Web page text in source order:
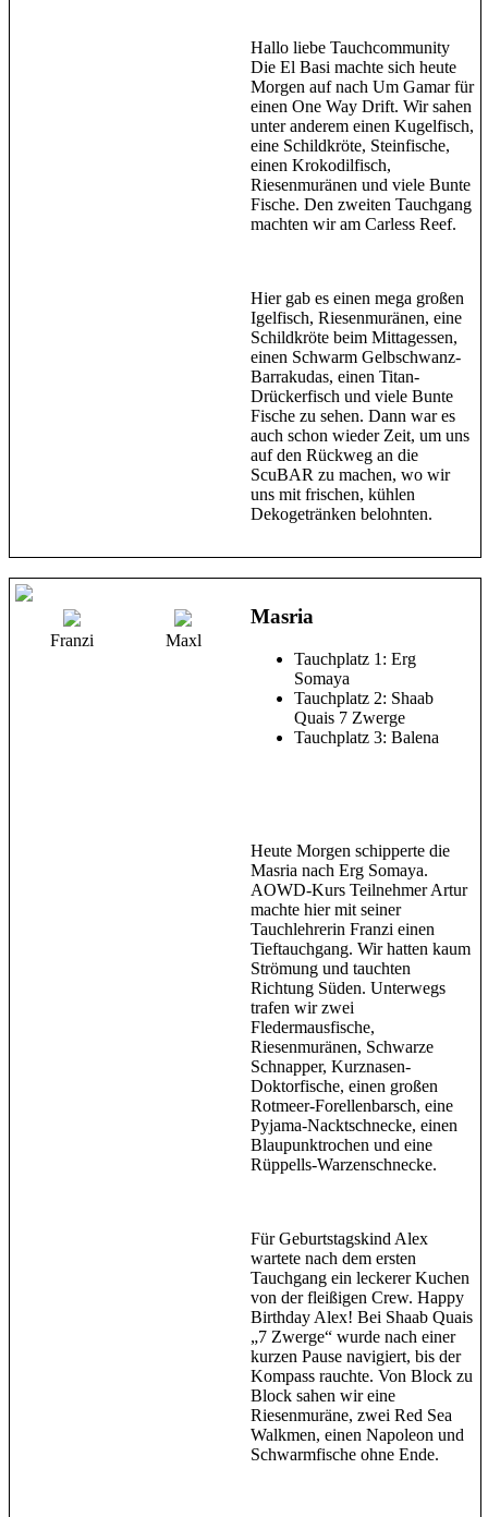
Hallo liebe Tauchcommunity
Die El Basi machte sich heute
Morgen auf nach Um Gamar für
einen One Way Drift. Wir sahen
unter anderem einen Kugelfisch,
eine Schildkröte, Steinfische,
einen Krokodilfisch,
Riesenmuränen und viele Bunte
Fische. Den zweiten Tauchgang
machten wir am Carless Reef.
Hier gab es einen mega großen
Igelfisch, Riesenmuränen, eine
Schildkröte beim Mittagessen,
einen Schwarm Gelbschwanz-
Barrakudas, einen Titan-
Drückerfisch und viele Bunte
Fische zu sehen. Dann war es
auch schon wieder Zeit, um uns
auf den Rückweg an die
ScuBAR zu machen, wo wir
uns mit frischen, kühlen
Dekogetränken belohnten.
Franzi Maxl
Masria
Tauchplatz 1: Erg
Somaya
Tauchplatz 2: Shaab
Quais 7 Zwerge
Tauchplatz 3: Balena
Heute Morgen schipperte die
Masria nach Erg Somaya.
AOWD-Kurs Teilnehmer Artur
machte hier mit seiner
Tauchlehrerin Franzi einen
Tieftauchgang. Wir hatten kaum
Strömung und tauchten
Richtung Süden. Unterwegs
trafen wir zwei
Fledermausfische,
Riesenmuränen, Schwarze
Schnapper, Kurznasen-
Doktorfische, einen großen
Rotmeer-Forellenbarsch, eine
Pyjama-Nacktschnecke, einen
Blaupunktrochen und eine
Rüppells-Warzenschnecke.
Für Geburtstagskind Alex
wartete nach dem ersten
Tauchgang ein leckerer Kuchen
von der fleißigen Crew. Happy
Birthday Alex! Bei Shaab Quais
„7 Zwerge“ wurde nach einer
kurzen Pause navigiert, bis der
Kompass rauchte. Von Block zu
Block sahen wir eine
Riesenmuräne, zwei Red Sea
Walkmen, einen Napoleon und
Schwarmfische ohne Ende.